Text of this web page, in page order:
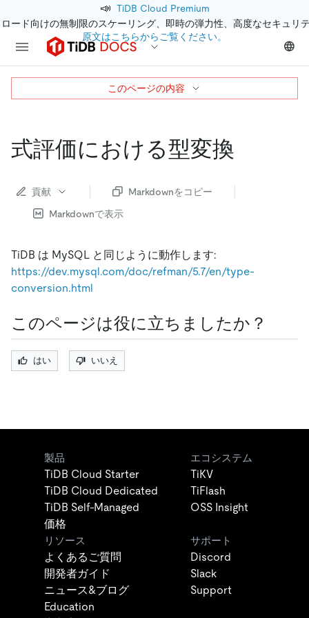
📣 TiDB Cloud Premium
ード向けの無制限のスケーリング、即時の弾力性、高度なセキュリ
原文はこちらからご覧ください。
式評価における型変換
貢献
Markdownをコピー
Markdownで表示
TiDB は MySQL と同じように動作します:
https://dev.mysql.com/doc/refman/5.7/en/type-
conversion.html
このページは役に立ちましたか？
はい いいえ
このページの内容
製品
TiDB Cloud Starter
TiDB Cloud Dedicated
TiDB Self-Managed
価格
エコシステム
TiKV
TiFlash
OSS Insight
リソース
よくあるご質問
開発者ガイド
ニュース&ブログ
Education
サポート
Discord
Slack
Support